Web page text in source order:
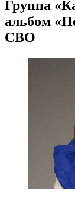
Группа
альбом
СВО